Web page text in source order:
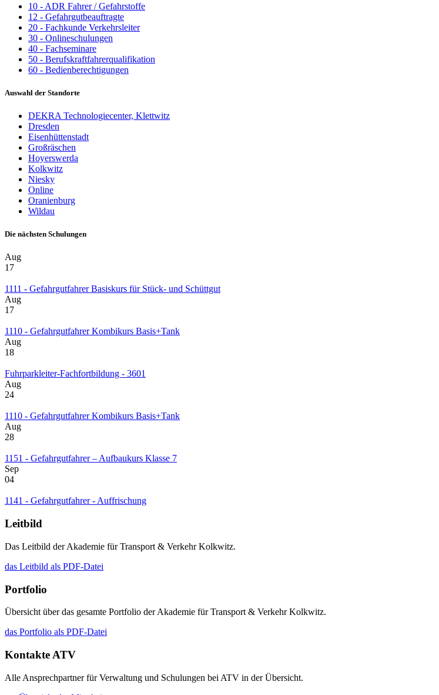
10 - ADR Fahrer / Gefahrstoffe
12 - Gefahrgutbeauftragte
20 - Fachkunde Verkehrsleiter
30 - Onlineschulungen
40 - Fachseminare
50 - Berufskraftfahrerqualifikation
60 - Bedienberechtigungen
Auswahl der Standorte
DEKRA Technologiecenter, Klettwitz
Dresden
Eisenhüttenstadt
Großräschen
Hoyerswerda
Kolkwitz
Niesky
Online
Oranienburg
Wildau
Die nächsten Schulungen
Aug
17
1111 - Gefahrgutfahrer Basiskurs für Stück- und Schüttgut
Aug
17
1110 - Gefahrgutfahrer Kombikurs Basis+Tank
Aug
18
Fuhrparkleiter-Fachfortbildung - 3601
Aug
24
1110 - Gefahrgutfahrer Kombikurs Basis+Tank
Aug
28
1151 - Gefahrgutfahrer – Aufbaukurs Klasse 7
Sep
04
1141 - Gefahrgutfahrer - Auffrischung
Leitbild
Das Leitbild der Akademie für Transport & Verkehr Kolkwitz.
das Leitbild als PDF-Datei
Portfolio
Übersicht über das gesamte Portfolio der Akademie für Transport & Verkehr Kolkwitz.
das Portfolio als PDF-Datei
Kontakte ATV
Alle Ansprechpartner für Verwaltung und Schulungen bei ATV in der Übersicht.